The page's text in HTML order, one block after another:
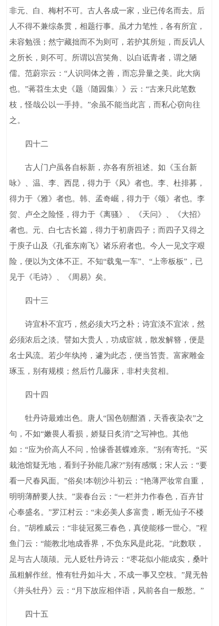
非元、白、梅村不可。古人各成一家，业已传名而去。后
人不得不兼综条贯，相题行事。虽才力笔性，各有所宜，
未容勉强；然宁藏拙而不为则可，若护其所短，而反讥人
之所长，则不可。所谓以宫笑角、以白诋青者，谓之陋
儒。范蔚宗云：“人识同体之善，而忘异量之美。此大病
也。”蒋苕生太史《题〈随园集〉》云：“古来只此笔数
枝，怪哉公以一手持。”余虽不能当此言，而私心窃向往
之。
四十二
古人门户虽各自标新，亦各有所祖述。如《玉台新
咏》、温、李、西昆，得力于《风》者也。李、杜排募，
得力于《雅》者也。韩、孟奇崛，得力于《颂》者也。李
贺、卢仝之险怪，得力于《离骚》、《天问》、《大招》
者也。元、白七古长篇，得力于初唐四子；而四子又得之
于庾子山及《孔雀东南飞》诸乐府者也。今人一见文字艰
险，便以为文体不正。不知“载鬼一车”、“上帝板板”，已
见于《毛诗》、《周易》矣。
四十三
诗宜朴不宜巧，然必须大巧之朴；诗宜淡不宜浓，然
必须浓后之淡。譬如大贵人，功成宦就，散发解簪，便是
名士风流。若少年纨挎，遽为此态，便当笞责。富家雕金
琢玉，别有规模；然后竹几藤床，非村夫贫相。
四十四
牡丹诗最难出色。唐人“国色朝酣酒，天香夜染衣”之
句，不如“嫩畏人看损，娇疑日炙消”之写神也。其他
如：“应为价高人不问，恰缘香甚蝶难亲。”别有寄托。“买
栽池馆疑无地，看到子孙能几家?”别有感慨；宋人云：“要
看一尺春风面。”俗矣!本朝沙斗初云：“艳薄严妆常自重，
明明薄醉要人扶。”裴春台云：“一栏并力作春色，百卉甘
心奉盛名。”罗江村云：“未必美人多富贵，断无仙子不楼
台。”胡稚威云：“非徒冠冕三春色，真使能移一世心。”程
鱼门云：“能教北地成香界，不负东风是此花。”此数联，
足与古人颉颃。元人贬牡丹诗云：“枣花似小能成实，桑叶
虽粗解作丝。惟有牡丹如斗大，不成一事又空枝。”晁无咎
《并头牡丹》云：“月下故应相伴语，风前各自一般愁。”
四十五